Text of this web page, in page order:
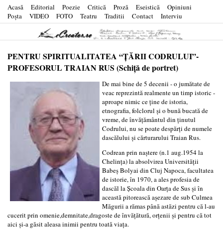
Acasă Editorial Poezie Critică Proză Eseistică
Opiniuni
Poşta
VIDEO FOTO Teatru Traditii Contact Interviu
PENTRU SPIRITUALITATEA “ŢĂRII CODRULUI”-
PROFESORUL TRAIAN RUS (Schiţă de portret)
De mai bine de 5 decenii - o jumătate de
veac reprezintă realmente un timp istoric -
aproape nimic ce ţine de istoria,
etnografia, folclorul şi o bună bucată de
vreme, de învăţământul din ţinutul
Codrului, nu se poate despărţi de numele
dascălului şi cărturarului Traian Rus.
Codrean prin naştere (n.1 aug.1954 la
Chelinţa) la absolvirea Universităţii
Babeş Bolyai din Cluj Napoca, facultatea
de istorie, în 1970, a ales profesia de
dascăl la Şcoala din Oarţa de Sus şi în
această pitorească aşezare de sub Culmea
Măgurii a rămas până astăzi pentru că l-au
cucerit prin omenie,demnitate,dragoste de învăţătură, orţenii şi pentru că tot
aici şi-a găsit aleasa inimii pentru toată viaţa.